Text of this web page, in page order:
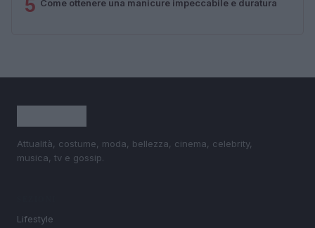
5 Come ottenere una manicure impeccabile e duratura
Attualità, costume, moda, bellezza, cinema, celebrity,
musica, tv e gossip.
Lifestyle